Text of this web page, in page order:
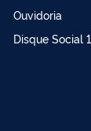
Ouvidoria
Disque Social